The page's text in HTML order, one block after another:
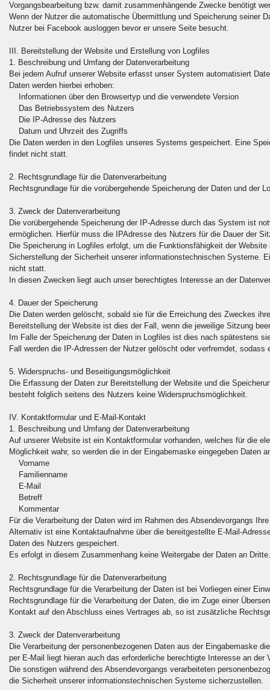
Vorgangsbearbeitung bzw. damit zusammenhängende Zwecke benötigt
Wenn der Nutzer die automatische Übermittlung und Speicherung seiner
Nutzer bei Facebook ausloggen bevor er unsere Seite besucht.
III. Bereitstellung der Website und Erstellung von Logfiles
1. Beschreibung und Umfang der Datenverarbeitung
Bei jedem Aufruf unserer Website erfasst unser System automatisiert
Daten werden hierbei erhoben:
Informationen über den Browsertyp und die verwendete Version
Das Betriebssystem des Nutzers
Die IP-Adresse des Nutzers
Datum und Uhrzeit des Zugriffs
Die Daten werden in den Logfiles unseres Systems gespeichert. Eine
findet nicht statt.
2. Rechtsgrundlage für die Datenverarbeitung
Rechtsgrundlage für die vorübergehende Speicherung der Daten und der
3. Zweck der Datenverarbeitung
Die vorübergehende Speicherung der IP-Adresse durch das System ist
ermöglichen. Hierfür muss die IPAdresse des Nutzers für die Dauer der
Die Speicherung in Logfiles erfolgt, um die Funktionsfähigkeit der
Sicherstellung der Sicherheit unserer informationstechnischen Systeme.
nicht statt.
In diesen Zwecken liegt auch unser berechtigtes Interesse an der
4. Dauer der Speicherung
Die Daten werden gelöscht, sobald sie für die Erreichung des Zweckes
Bereitstellung der Website ist dies der Fall, wenn die jeweilige Sitzung
Im Falle der Speicherung der Daten in Logfiles ist dies nach spätestens
Fall werden die IP-Adressen der Nutzer gelöscht oder verfremdet,
5. Widerspruchs- und Beseitigungsmöglichkeit
Die Erfassung der Daten zur Bereitstellung der Website und die
besteht folglich seitens des Nutzers keine Widerspruchsmöglichkeit.
IV. Kontaktformular und E-Mail-Kontakt
1. Beschreibung und Umfang der Datenverarbeitung
Auf unserer Website ist ein Kontaktformular vorhanden, welches für die
Möglichkeit wahr, so werden die in der Eingabemaske eingegeben Daten
Vorname
Familienname
E-Mail
Betreff
Kommentar
Für die Verarbeitung der Daten wird im Rahmen des Absendevorgangs
Alternativ ist eine Kontaktaufnahme über die bereitgestellte E-Mail-
Daten des Nutzers gespeichert.
Es erfolgt in diesem Zusammenhang keine Weitergabe der Daten an
2. Rechtsgrundlage für die Datenverarbeitung
Rechtsgrundlage für die Verarbeitung der Daten ist bei Vorliegen einer
Rechtsgrundlage für die Verarbeitung der Daten, die im Zuge einer
Kontakt auf den Abschluss eines Vertrages ab, so ist zusätzliche
3. Zweck der Datenverarbeitung
Die Verarbeitung der personenbezogenen Daten aus der Eingabemaske
per E-Mail liegt hieran auch das erforderliche berechtigte Interesse an der
Die sonstigen während des Absendevorgangs verarbeiteten
die Sicherheit unserer informationstechnischen Systeme sicherzustellen.